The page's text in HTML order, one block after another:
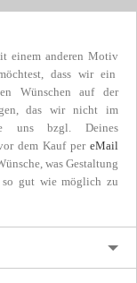
einem anderen Motiv
dass wir ein
Wünschen auf der
das wir nicht im
uns bzgl. Deines
dem Kauf per eMail
was Gestaltung
so gut wie möglich zu